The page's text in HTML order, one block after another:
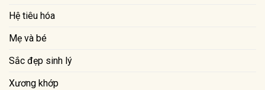
Hệ tiêu hóa
Mẹ và bé
Sắc đẹp sinh lý
Xương khớp